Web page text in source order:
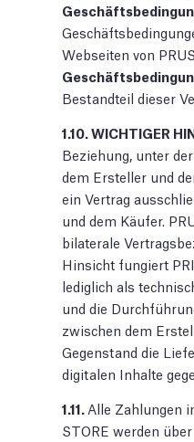
Webseiten von
Bestandteil dieser
1.10.WICHTIGER
Beziehung, unter
dem Ersteller und
ein Vertrag
und dem Käufer.
bilaterale
Hinsicht fungiert
lediglich als
und die
zwischen dem
Gegenstand die
digitalen Inhalte
1.11. Alle Zahlungen
STORE werden